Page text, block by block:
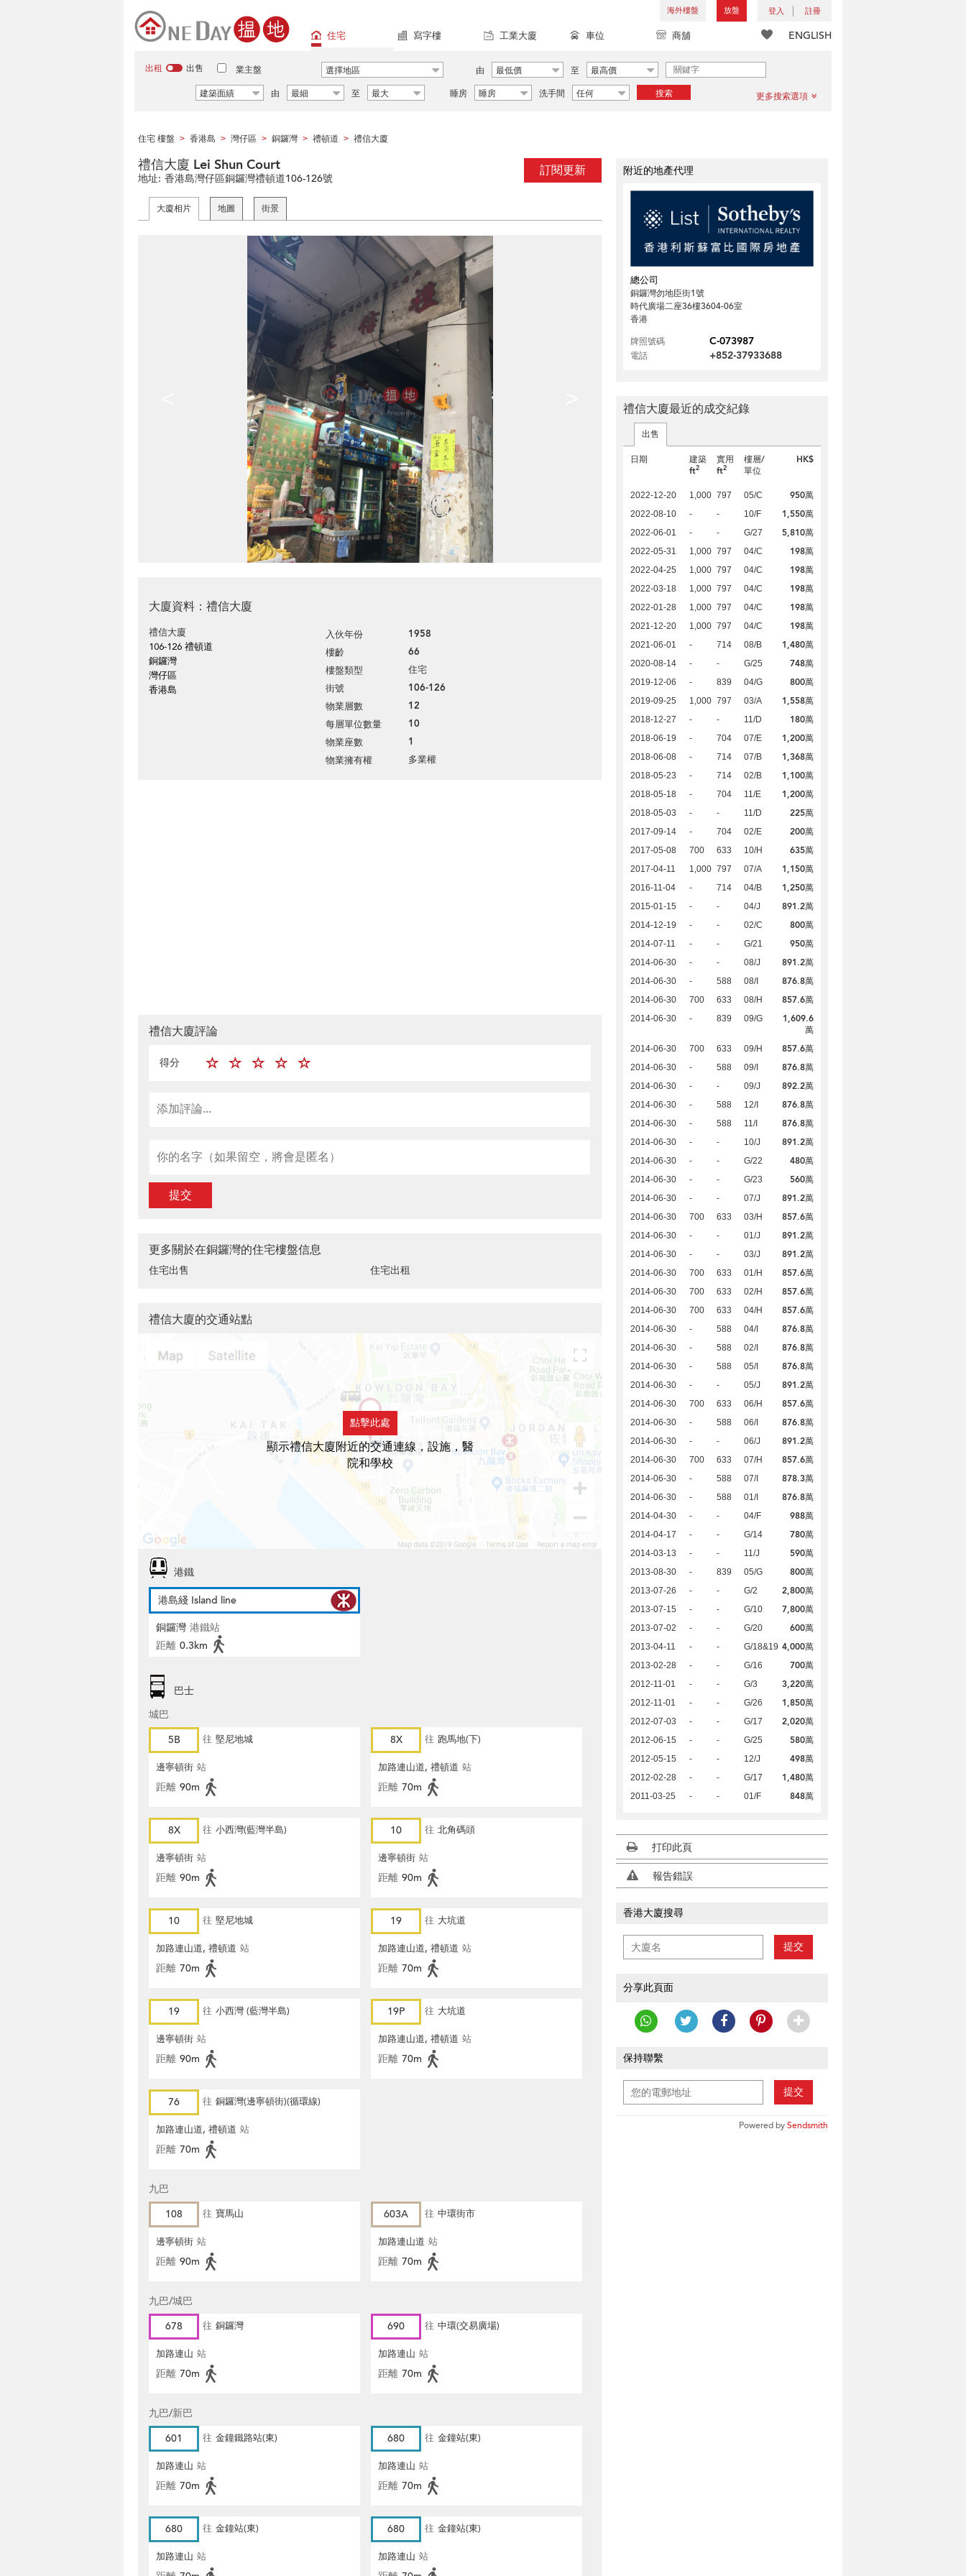
海外樓盤 放盤 登入 註冊
ENGLISH
住宅 寫字樓 工業大廈 車位 商舖
出租 出售 業主盤 選擇地區 由 最低價 至
最高價
建築面績
由 最細 至 最大 睡房 睡房 洗手間 任何 搜索 更多搜索選項
住宅 樓盤 > 香港島 > 灣仔區 > 銅鑼灣 > 禮頓道 > 禮信大廈
訂閱更新
禮信大廈 Lei Shun Court
地址: 香港島灣仔區銅鑼灣禮頓道106-126號
大廈相片 地圖 街景
大廈資料：禮信大廈
禮信大廈
106-126 禮頓道
銅鑼灣
灣仔區
香港島
入伙年份 1958
樓齡 66
樓盤類型 住宅
街號 106-126
物業層數 12
每層單位數量 10
物業座數 1
物業擁有權 多業權
禮信大廈評論
得分
提交
更多關於在銅鑼灣的住宅樓盤信息
住宅出售 住宅出租
禮信大廈的交通站點
點擊此處
顯示禮信大廈附近的交通連線，設施，醫
院和學校
港鐵
港島綫 Island line
銅鑼灣 港鐵站
距離 0.3km
巴士
城巴
5B
往 堅尼地城
邊寧頓街 站
距離 90m
8X 往 跑馬地(下)
加路連山道, 禮頓道 站
距離 70m
8X 往 小西灣(藍灣半島)
邊寧頓街 站
距離 90m
10 往 北角碼頭
邊寧頓街 站
距離 90m
10 往 堅尼地城
加路連山道, 禮頓道 站
距離 70m
19 往 大坑道
加路連山道, 禮頓道 站
距離 70m
19 往 小西灣 (藍灣半島)
邊寧頓街 站
距離 90m
19P 往 大坑道
加路連山道, 禮頓道 站
距離 70m
76 往 銅鑼灣(邊寧頓街)(循環線)
加路連山道, 禮頓道 站
距離 70m
九巴
108
往 寶馬山
邊寧頓街 站
距離 90m
603A 往 中環街市
加路連山道 站
距離 70m
九巴/城巴
678
往 銅鑼灣
加路連山 站
距離 70m
690 往 中環(交易廣場)
加路連山 站
距離 70m
九巴/新巴
601
往 金鐘鐵路站(東)
加路連山 站
距離 70m
680 往 金鐘站(東)
加路連山 站
距離 70m
680 往 金鐘站(東)
加路連山 站
680 往 金鐘站(東)
加路連山 站
附近的地產代理
總公司
銅鑼灣勿地臣街1號
時代廣場二座36樓3604-06室
香港
牌照號碼
C-073987
電話 +852-37933688
禮信大廈最近的成交紀錄
出售
日期
建築
ft2
實用
ft2
樓層/
單位
HK$
2022-12-20 1,000 797 05/C 950萬
2022-08-10 - - 10/F 1,550萬
2022-06-01 - - G/27 5,810萬
2022-05-31 1,000 797 04/C 198萬
2022-04-25 1,000 797 04/C 198萬
2022-03-18 1,000 797 04/C 198萬
2022-01-28 1,000 797 04/C 198萬
2021-12-20 1,000 797 04/C 198萬
2021-06-01 - 714 08/B 1,480萬
2020-08-14 - - G/25 748萬
2019-12-06 - 839 04/G 800萬
2019-09-25 1,000 797 03/A 1,558萬
2018-12-27 - - 11/D 180萬
2018-06-19 - 704 07/E 1,200萬
2018-06-08 - 714 07/B 1,368萬
2018-05-23 - 714 02/B 1,100萬
2018-05-18 - 704 11/E 1,200萬
2018-05-03 - - 11/D 225萬
2017-09-14 - 704 02/E 200萬
2017-05-08 700 633 10/H 635萬
2017-04-11 1,000 797 07/A 1,150萬
2016-11-04 - 714 04/B 1,250萬
2015-01-15 - - 04/J 891.2萬
2014-12-19 - - 02/C 800萬
2014-07-11 - - G/21 950萬
2014-06-30 - - 08/J 891.2萬
2014-06-30 - 588 08/I 876.8萬
2014-06-30 700 633 08/H 857.6萬
2014-06-30 - 839 09/G
1,609.6
萬
2014-06-30 700 633 09/H 857.6萬
2014-06-30 - 588 09/I 876.8萬
2014-06-30 - - 09/J 892.2萬
2014-06-30 - 588 12/I 876.8萬
2014-06-30 - 588 11/I 876.8萬
2014-06-30 - - 10/J 891.2萬
2014-06-30 - - G/22 480萬
2014-06-30 - - G/23 560萬
2014-06-30 - - 07/J 891.2萬
2014-06-30 700 633 03/H 857.6萬
2014-06-30 - - 01/J 891.2萬
2014-06-30 - - 03/J 891.2萬
2014-06-30 700 633 01/H 857.6萬
2014-06-30 700 633 02/H 857.6萬
2014-06-30 700 633 04/H 857.6萬
2014-06-30 - 588 04/I 876.8萬
2014-06-30 - 588 02/I 876.8萬
2014-06-30 - 588 05/I 876.8萬
2014-06-30 - - 05/J 891.2萬
2014-06-30 700 633 06/H 857.6萬
2014-06-30 - 588 06/I 876.8萬
2014-06-30 - - 06/J 891.2萬
2014-06-30 700 633 07/H 857.6萬
2014-06-30 - 588 07/I 878.3萬
2014-06-30 - 588 01/I 876.8萬
2014-04-30 - - 04/F 988萬
2014-04-17 - - G/14 780萬
2014-03-13 - - 11/J 590萬
2013-08-30 - 839 05/G 800萬
2013-07-26 - - G/2 2,800萬
2013-07-15 - - G/10 7,800萬
2013-07-02 - - G/20 600萬
2013-04-11 - - G/18&19 4,000萬
2013-02-28 - - G/16 700萬
2012-11-01 - - G/3 3,220萬
2012-11-01 - - G/26 1,850萬
2012-07-03 - - G/17 2,020萬
2012-06-15 - - G/25 580萬
2012-05-15 - - 12/J 498萬
2012-02-28 - - G/17 1,480萬
2011-03-25 - - 01/F 848萬
打印此頁
報告錯誤
香港大廈搜尋
提交
分享此頁面
保持聯繫
提交
Powered bySendsmith